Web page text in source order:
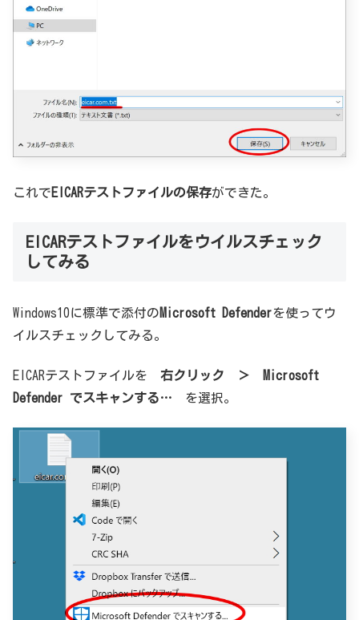
これでEICARテストファイルの保存ができた。
EICARテストファイルをウイルスチェック
してみる
Windows10に標準で添付のMicrosoft Defenderを使ってウ
イルスチェックしてみる。
EICARテストファイルを 右クリック ＞ Microsoft
Defender でスキャンする… を選択。